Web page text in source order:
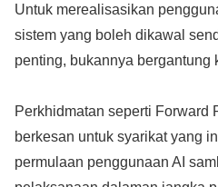
Untuk merealisasikan
sistem yang boleh dikawal
penting, bukannya bergantung
Perkhidmatan seperti Forward
berkesan untuk syarikat yang
permulaan penggunaan AI